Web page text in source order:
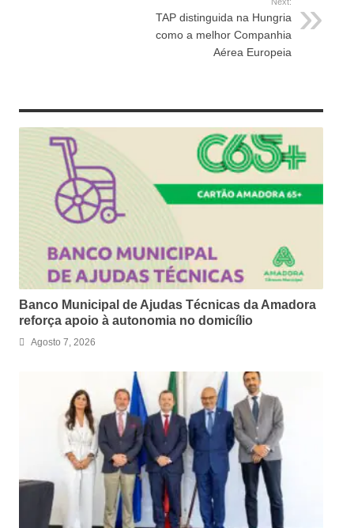
TAP distinguida na Hungria
como a melhor Companhia
Aérea Europeia
Banco Municipal de Ajudas Técnicas da Amadora
reforça apoio à autonomia no domicílio
Agosto 7, 2026